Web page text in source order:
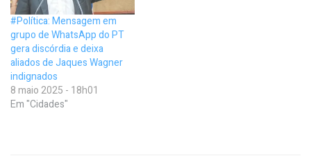
#Política: Mensagem em
grupo de WhatsApp do PT
gera discórdia e deixa
aliados de Jaques Wagner
indignados
8 maio 2025 - 18h01
Em "Cidades"